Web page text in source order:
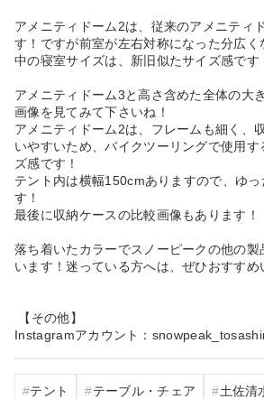
アメニティドーム2は、従来のアメニティ
す！ですが前室が左右対称になった分広く
中の寝室サイズは、新旧似たサイズ感です
アメニティドーム3と高さ含めた全体の大
画像を見てみて下さいね！
アメニティドーム2は、フレームも細く、
いやすいため、バイクツーリングで使用す
ズ感です！
テント内は横幅150cmありますので、ゆ
す！
最後に収納ケースの比較画像もあります！
落ち着いたカラーでスノーピークの他の
います！迷っている方へは、ぜひおすすめ
【その他】
Instagramアカウント：
テント テーブル・チェア 土佐清